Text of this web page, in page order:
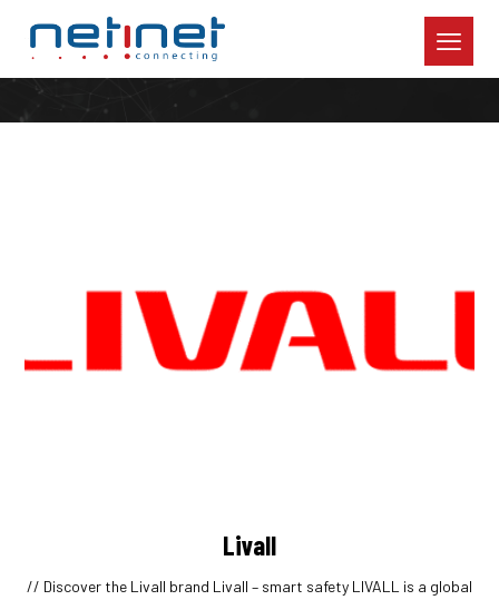
Livall
// Discover the Livall brand Livall – smart safety LIVALL is a global